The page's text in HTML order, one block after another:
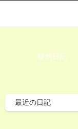
徒然日記